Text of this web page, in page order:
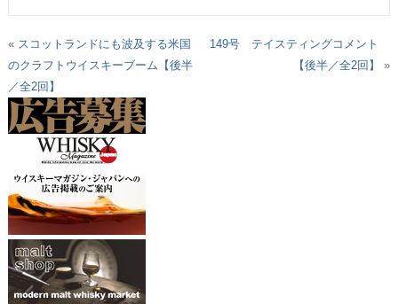
« スコットランドにも波及する米国
のクラフトウイスキーブーム【後半
／全2回】
149号 テイスティングコメント
【後半／全2回】
»